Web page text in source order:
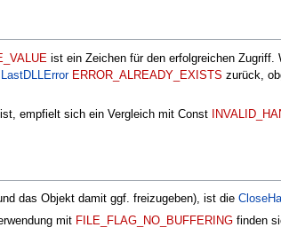
ist ein Zeichen für den erfolgreichen
ERROR_ALREADY_EXISTS zurück,
empfielt sich ein Vergleich mit Const
das Objekt damit ggf. freizugeben), ist die
mit FILE_FLAG_NO_BUFFERINGfinden